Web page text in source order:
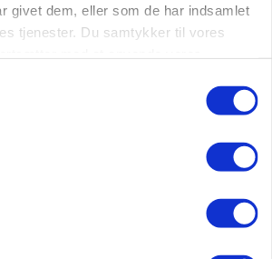
givet dem, eller som de har indsamlet
tjenester. Du samtykker til vores